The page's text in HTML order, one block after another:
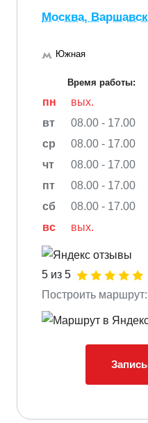
Москва,
Южная
Время работы:
пн
вых.
вт
08.00 - 17.00
ср
08.00 - 17.00
чт
08.00 - 17.00
пт
08.00 - 17.00
сб
08.00 - 17.00
вс
вых.
5 из 5
Построить маршрут: